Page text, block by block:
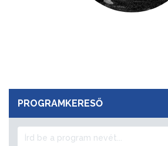
PROGRAMKERESŐ